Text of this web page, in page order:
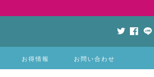
お得情報 お問い合わせ